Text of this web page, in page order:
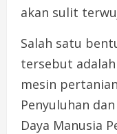
akan sulit
Salah satu
tersebut
mesin
Penyuluhan
Daya Manusia